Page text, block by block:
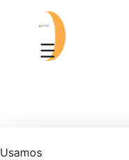
PIC Plan Institucional de Capacitación
Usamos